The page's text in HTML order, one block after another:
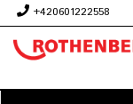
+420601222558